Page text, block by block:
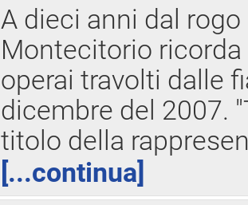
A dieci anni dal
Montecitorio
operai travolti dalle
dicembre del 2007.
titolo della
[...continua]